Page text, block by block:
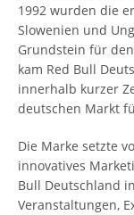
1992 wurden die
Slowenien und
Grundstein für
kam Red Bull
innerhalb kurzer
deutschen Markt
Die Marke setzte
innovatives
Bull Deutschland
Veranstaltungen,